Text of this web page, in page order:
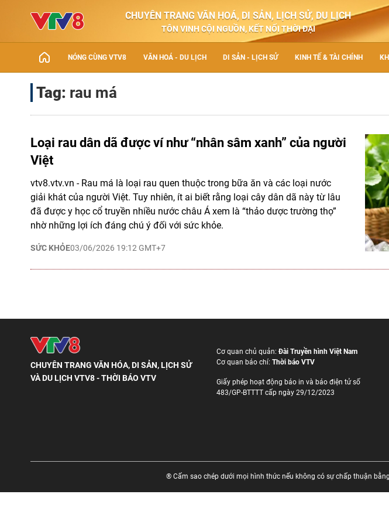
CHUYÊN TRANG VĂN HOÁ, DI SẢN, LỊCH SỬ, DU LỊCH
TÔN VINH CỘI NGUỒN, KẾT NỐI THỜI ĐẠI
NÓNG CÙNG VTV8 VĂN HOÁ - DU LỊCH DI SẢN - LỊCH SỬ KINH TẾ & TÀI CHÍNH
Tag: rau má
Loại rau dân dã được ví như “nhân sâm xanh” của người
Việt
SỨC KHỎE03/06/2026 19:12 GMT+7
vtv8.vtv.vn - Rau má là loại rau quen thuộc trong bữa ăn và các loại nước
giải khát của người Việt. Tuy nhiên, ít ai biết rằng loại cây dân dã này từ lâu
đã được y học cổ truyền nhiều nước châu Á xem là “thảo dược trường thọ”
nhờ những lợi ích đáng chú ý đối với sức khỏe.
CHUYÊN TRANG VĂN HÓA, DI SẢN, LỊCH SỬ
VÀ DU LỊCH VTV8 - THỜI BÁO VTV
Cơ quan chủ quản:Đài Truyền hình Việt Nam
Cơ quan báo chí: Thời báo VTV
Giấy phép hoạt động báo in và báo điện tử số
483/GP-BTTTT cấp ngày 29/12/2023
® Cấm sao chép dưới mọi hình thức nếu không có sự chấp thuận